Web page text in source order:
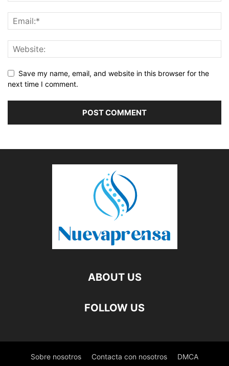
Save my name, email, and website in this browser for the
next time I comment.
ABOUT US
FOLLOW US
Sobre nosotros Contacta con nosotros DMCA